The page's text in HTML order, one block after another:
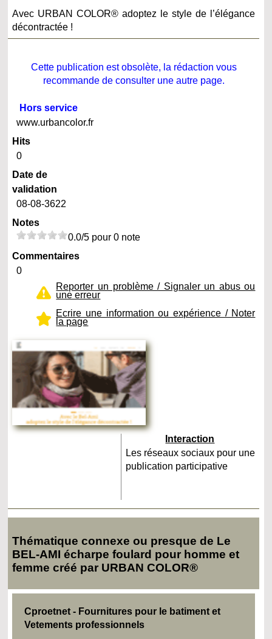
Avec URBAN COLOR® adoptez le style de l’élégance
décontractée !
Cette publication est obsolète, la rédaction vous
recommande de consulter une autre page.
Hors service
www.urbancolor.fr
Hits
0
Date de
validation
08-08-3622
Notes
0.0/5 pour 0 note
Commentaires
0
Reporter un problème / Signaler un abus ou
une erreur
Ecrire une information ou expérience / Noter
la page
Interaction
Les réseaux sociaux pour une
publication participative
Thématique connexe ou presque de Le
BEL-AMI écharpe foulard pour homme et
femme créé par URBAN COLOR®
Cproetnet - Fournitures pour le batiment et
Vetements professionnels